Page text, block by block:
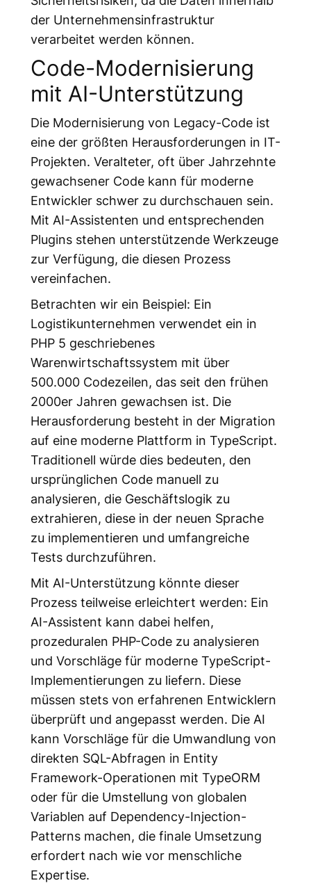
der Unternehmensinfrastruktur
verarbeitet werden können.
Code-Modernisierung
mit AI-Unterstützung
Die Modernisierung von Legacy-Code ist
eine der größten Herausforderungen in IT-
Projekten. Veralteter, oft über Jahrzehnte
gewachsener Code kann für moderne
Entwickler schwer zu durchschauen sein.
Mit AI-Assistenten und entsprechenden
Plugins stehen unterstützende Werkzeuge
zur Verfügung, die diesen Prozess
vereinfachen.
Betrachten wir ein Beispiel: Ein
Logistikunternehmen verwendet ein in
PHP 5 geschriebenes
Warenwirtschaftssystem mit über
500.000 Codezeilen, das seit den frühen
2000er Jahren gewachsen ist. Die
Herausforderung besteht in der Migration
auf eine moderne Plattform in TypeScript.
Traditionell würde dies bedeuten, den
ursprünglichen Code manuell zu
analysieren, die Geschäftslogik zu
extrahieren, diese in der neuen Sprache
zu implementieren und umfangreiche
Tests durchzuführen.
Mit AI-Unterstützung könnte dieser
Prozess teilweise erleichtert werden: Ein
AI-Assistent kann dabei helfen,
prozeduralen PHP-Code zu analysieren
und Vorschläge für moderne TypeScript-
Implementierungen zu liefern. Diese
müssen stets von erfahrenen Entwicklern
überprüft und angepasst werden. Die AI
kann Vorschläge für die Umwandlung von
direkten SQL-Abfragen in Entity
Framework-Operationen mit TypeORM
oder für die Umstellung von globalen
Variablen auf Dependency-Injection-
Patterns machen, die finale Umsetzung
erfordert nach wie vor menschliche
Expertise.